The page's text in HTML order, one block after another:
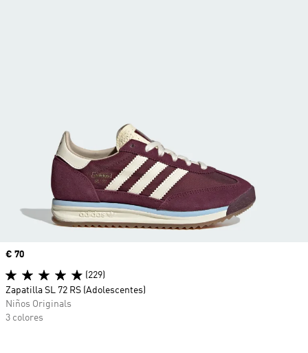
Precio
€ 70
(229)
Zapatilla SL 72 RS (Adolescentes)
Niños Originals
3 colores